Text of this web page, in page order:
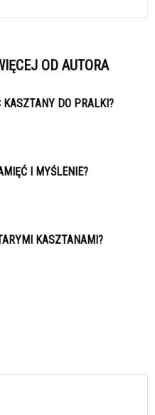
OD AUTORA
KASZTANY DO PRALKI?
I MYŚLENIE?
KASZTANAMI?